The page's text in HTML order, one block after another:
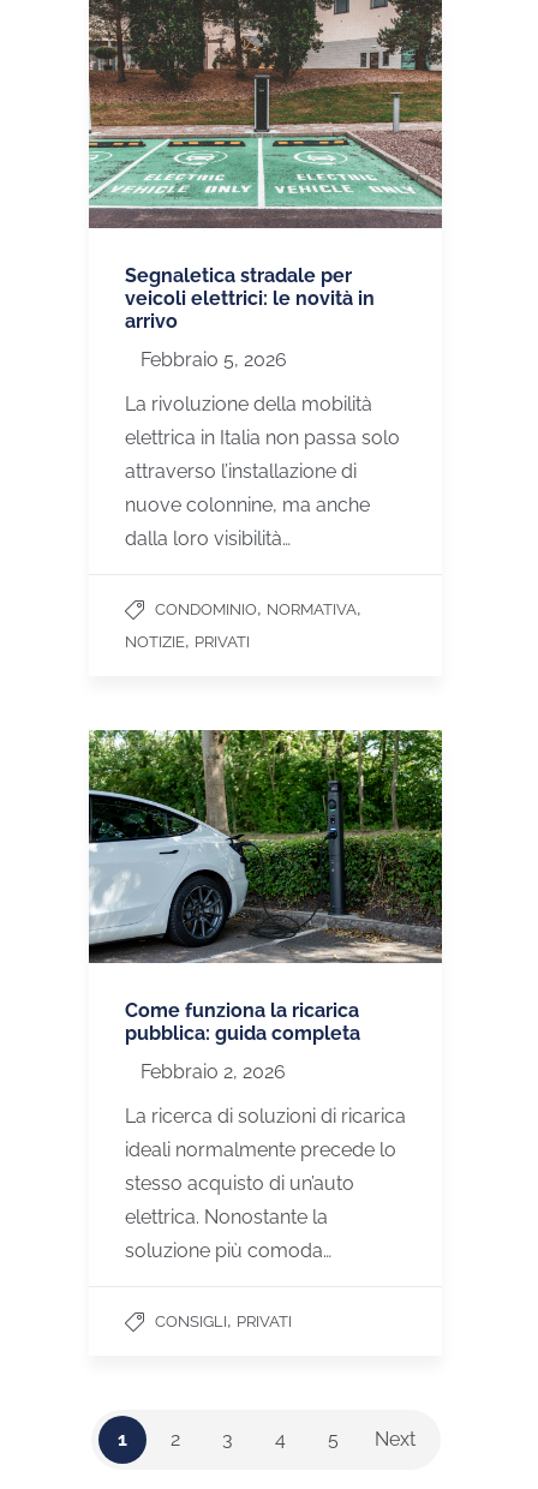
Segnaletica stradale per
veicoli elettrici: le novità in
arrivo
Febbraio 5, 2026
La rivoluzione della mobilità
elettrica in Italia non passa solo
attraverso l’installazione di
nuove colonnine, ma anche
dalla loro visibilità…
CONDOMINIO, NORMATIVA,
NOTIZIE, PRIVATI
Come funziona la ricarica
pubblica: guida completa
Febbraio 2, 2026
La ricerca di soluzioni di ricarica
ideali normalmente precede lo
stesso acquisto di un’auto
elettrica. Nonostante la
soluzione più comoda…
CONSIGLI, PRIVATI
1 2 3 4 5 Next